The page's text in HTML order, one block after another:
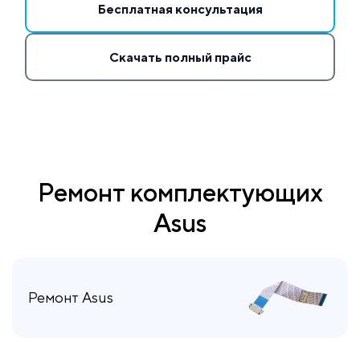
Бесплатная консультация
Скачать полный прайс
Ремонт комплектующих
Asus
Ремонт Asus